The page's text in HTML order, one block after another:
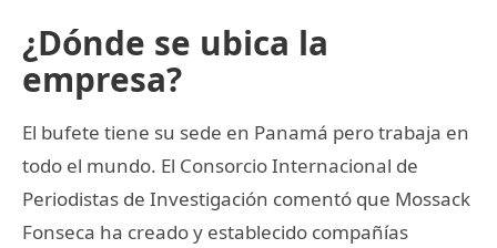
¿Dónde se ubica la
empresa?
El bufete tiene su sede en Panamá pero trabaja en
todo el mundo. El Consorcio Internacional de
Periodistas de Investigación comentó que Mossack
Fonseca ha creado y establecido compañías